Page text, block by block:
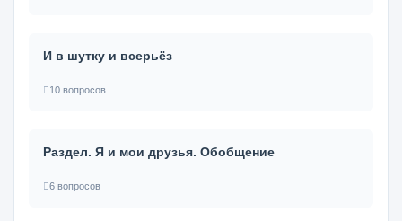
И в шутку и всерьёз
10 вопросов
Раздел. Я и мои друзья. Обобщение
6 вопросов